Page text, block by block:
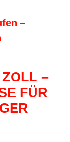
–
–
FÜR K